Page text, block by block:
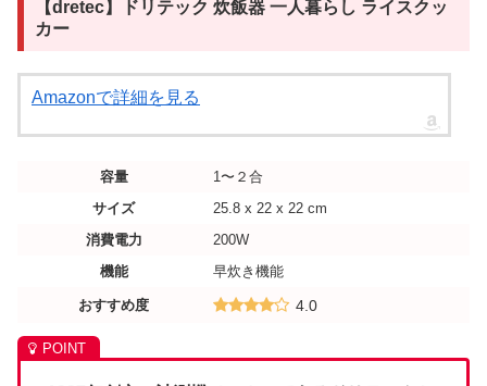
【dretec】ドリテック 炊飯器 一人暮らし ライスクッ
カー
Amazonで詳細を見る
容量
1〜２合
サイズ
25.8 x 22 x 22 cm
消費電力
200W
機能
早炊き機能
おすすめ度 4.0